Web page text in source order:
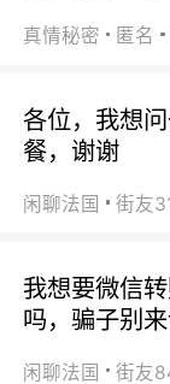
真情秘密 匿名
各位，我想
餐，谢谢
闲聊法国
我想要微信
吗，骗子别
闲聊法国